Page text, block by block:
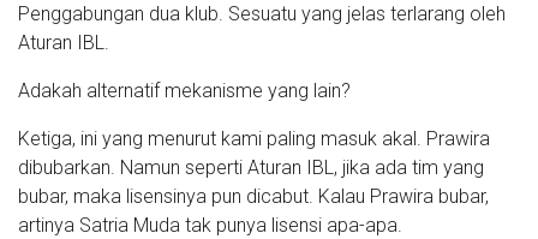
Penggabungan dua klub. Sesuatu yang jelas terlarang oleh
Aturan IBL.
Adakah alternatif mekanisme yang lain?
Ketiga, ini yang menurut kami paling masuk akal. Prawira
dibubarkan. Namun seperti Aturan IBL, jika ada tim yang
bubar, maka lisensinya pun dicabut. Kalau Prawira bubar,
artinya Satria Muda tak punya lisensi apa-apa.